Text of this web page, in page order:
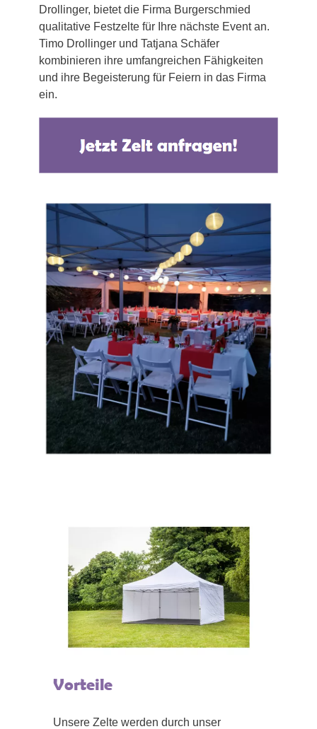
Drollinger, bietet die Firma Burgerschmied
qualitative Festzelte für Ihre nächste Event an.
Timo Drollinger und Tatjana Schäfer
kombinieren ihre umfangreichen Fähigkeiten
und ihre Begeisterung für Feiern in das Firma
ein.
Vorteile
Unsere Zelte werden durch unser